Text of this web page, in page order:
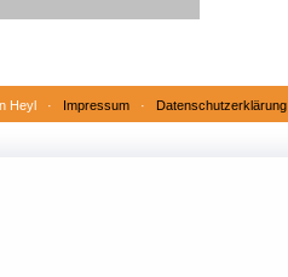
Heyl · Impressum · Datenschutzerklärung